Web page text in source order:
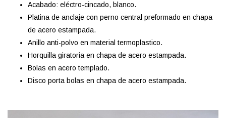
Acabado: eléctro-cincado, blanco.
Platina de anclaje con perno central preformado en chapa
de acero estampada.
Anillo anti-polvo en material termoplastico.
Horquilla giratoria en chapa de acero estampada.
Bolas en acero templado.
Disco porta bolas en chapa de acero estampada.